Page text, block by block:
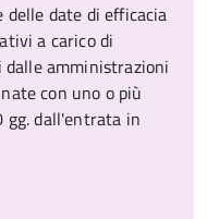
delle date di efficacia
a carico di
amministrazioni
con uno o più
gg. dall'entrata in